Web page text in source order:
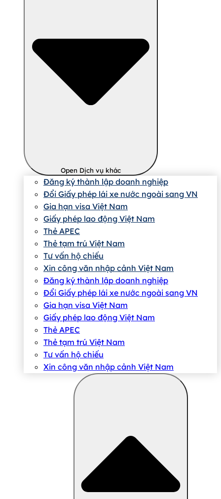
Open Dịch vụ khác
Đăng ký thành lập doanh nghiệp
Đổi Giấy phép lái xe nước ngoài sang VN
Gia hạn visa Việt Nam
Giấy phép lao động Việt Nam
Thẻ APEC
Thẻ tạm trú Việt Nam
Tư vấn hộ chiếu
Xin công văn nhập cảnh Việt Nam
Đăng ký thành lập doanh nghiệp
Đổi Giấy phép lái xe nước ngoài sang VN
Gia hạn visa Việt Nam
Giấy phép lao động Việt Nam
Thẻ APEC
Thẻ tạm trú Việt Nam
Tư vấn hộ chiếu
Xin công văn nhập cảnh Việt Nam